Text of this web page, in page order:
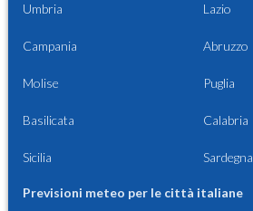
Umbria Lazio
Campania Abruzzo
Molise Puglia
Basilicata Calabria
Sicilia Sardegna
Previsioni meteo per le città italiane